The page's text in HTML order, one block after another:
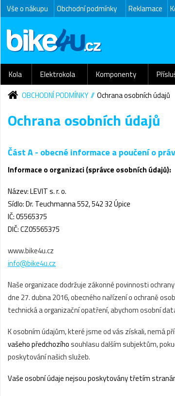
Vše o nákupu Obchodní podmínky Reklamace
Kola Elektrokola Komponenty
OBCHODNÍ PODMÍNKY
Ochrana osobních údajů
Ochrana osobních údajů
Část A - obecné informace a poučení o
Informace o organizaci (správce osobních údajů):
Název: LEVIT s. r. o.
Sídlo: Dr. Teuchmanna 552, 542 32 Úpice
IČ: 05565375
DIČ: CZ05565375
www.bike4u.cz
info@bike4u.cz
Naše organizace dodržuje zákonné povinnosti
dne 27. dubna 2016, obecného nařízení o ochraně
technická a organizační opatření, abychom osobní
K osobním údajům, které jsme od vás získali, nemá
vašeho předchozíhosouhlasu dalším subjektům,
poskytování našich služeb.
Vaše osobní údajenejsou poskytovány třetím